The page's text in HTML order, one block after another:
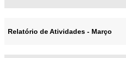
Relatório de Atividades - Março